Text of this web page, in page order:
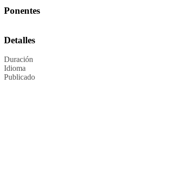
Ponentes
Detalles
Duración
Idioma
Publicado